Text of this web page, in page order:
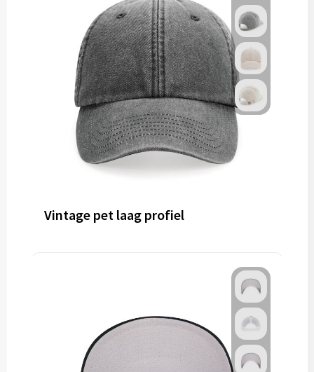
Vintage pet laag profiel